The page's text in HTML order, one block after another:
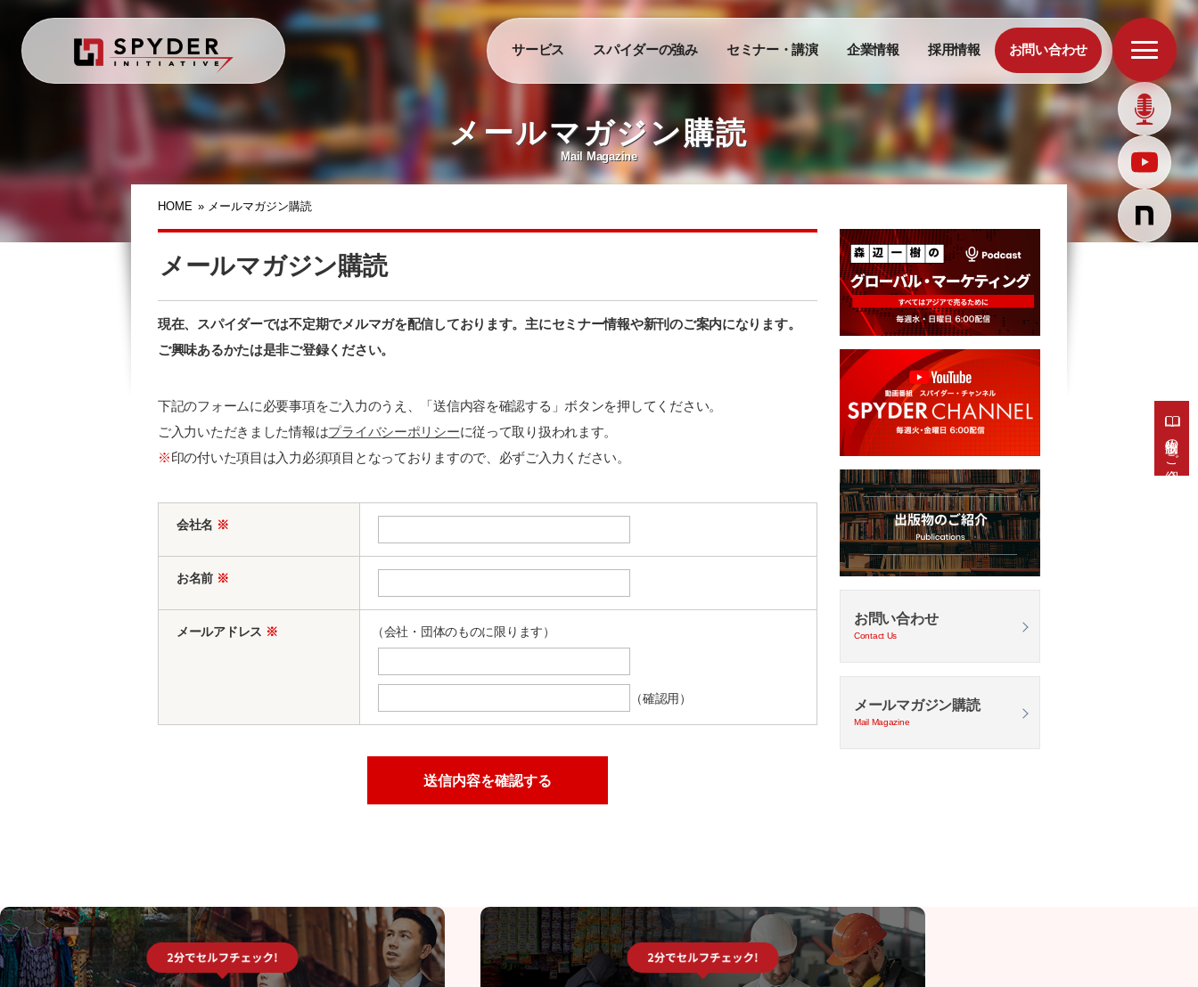
サービス スパイダーの強み セミナー・講演 企業情報 採用情報 お問い合わせ
出版物のご紹介
HOME » メールマガジン購読
メールマガジン購読
Mail Magazine
メールマガジン購読
現在、スパイダーでは不定期でメルマガを配信しております。主にセミナー情報や新刊のご案内になります。
ご興味あるかたは是非ご登録ください。
下記のフォームに必要事項をご入力のうえ、「送信内容を確認する」ボタンを押してください。
ご入力いただきました情報はプライバシーポリシーに従って取り扱われます。
※印の付いた項目は入力必須項目となっておりますので、必ずご入力ください。
会社名 ※
お名前 ※
メールアドレス ※ （会社・団体のものに限ります）
（確認用）
お問い合わせ
Contact Us
メールマガジン購読
Mail Magazine
自己診断サービスのご紹介